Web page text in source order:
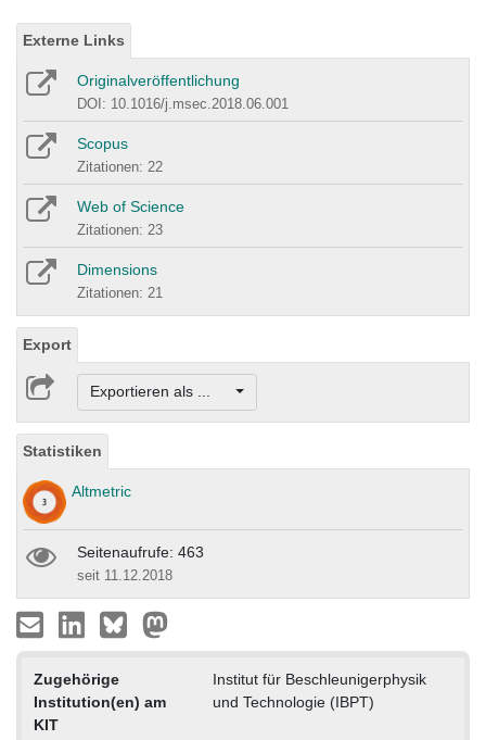
Externe Links
Originalveröffentlichung
DOI: 10.1016/j.msec.2018.06.001
Scopus
Zitationen: 22
Web of Science
Zitationen: 23
Dimensions
Zitationen: 21
Export
Exportieren als ...
Statistiken
Altmetric
Seitenaufrufe: 463
seit 11.12.2018
Zugehörige
Institution(en) am
KIT
Institut für Beschleunigerphysik
und Technologie (IBPT)